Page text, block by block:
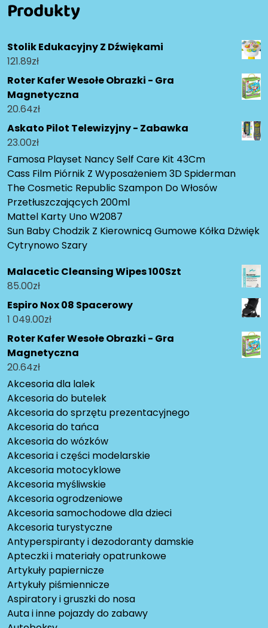
Produkty
Stolik Edukacyjny Z Dźwiękami
121.89zł
Roter Kafer Wesołe Obrazki - Gra
Magnetyczna
20.64zł
Askato Pilot Telewizyjny - Zabawka
23.00zł
Famosa Playset Nancy Self Care Kit 43Cm
Cass Film Piórnik Z Wyposażeniem 3D Spiderman
The Cosmetic Republic Szampon Do Włosów
Przetłuszczających 200ml
Mattel Karty Uno W2087
Sun Baby Chodzik Z Kierownicą Gumowe Kółka Dżwięk
Cytrynowo Szary
Malacetic Cleansing Wipes 100Szt
85.00zł
Espiro Nox 08 Spacerowy
1 049.00zł
Roter Kafer Wesołe Obrazki - Gra
Magnetyczna
20.64zł
Akcesoria dla lalek
Akcesoria do butelek
Akcesoria do sprzętu prezentacyjnego
Akcesoria do tańca
Akcesoria do wózków
Akcesoria i części modelarskie
Akcesoria motocyklowe
Akcesoria myśliwskie
Akcesoria ogrodzeniowe
Akcesoria samochodowe dla dzieci
Akcesoria turystyczne
Antyperspiranty i dezodoranty damskie
Apteczki i materiały opatrunkowe
Artykuły papiernicze
Artykuły piśmiennicze
Aspiratory i gruszki do nosa
Auta i inne pojazdy do zabawy